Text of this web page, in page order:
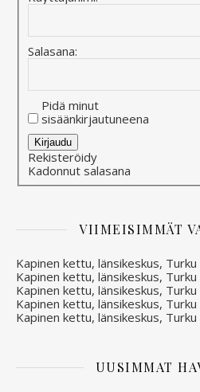
Salasana:
Pidä minut
sisäänkirjautuneena
Alternative:
Kirjaudu
Rekisteröidy
Kadonnut salasana
VIIMEISIMMÄT
Kapinen kettu, länsikeskus, Turku
Kapinen kettu, länsikeskus, Turku
Kapinen kettu, länsikeskus, Turku
Kapinen kettu, länsikeskus, Turku
Kapinen kettu, länsikeskus, Turku
UUSIMMAT